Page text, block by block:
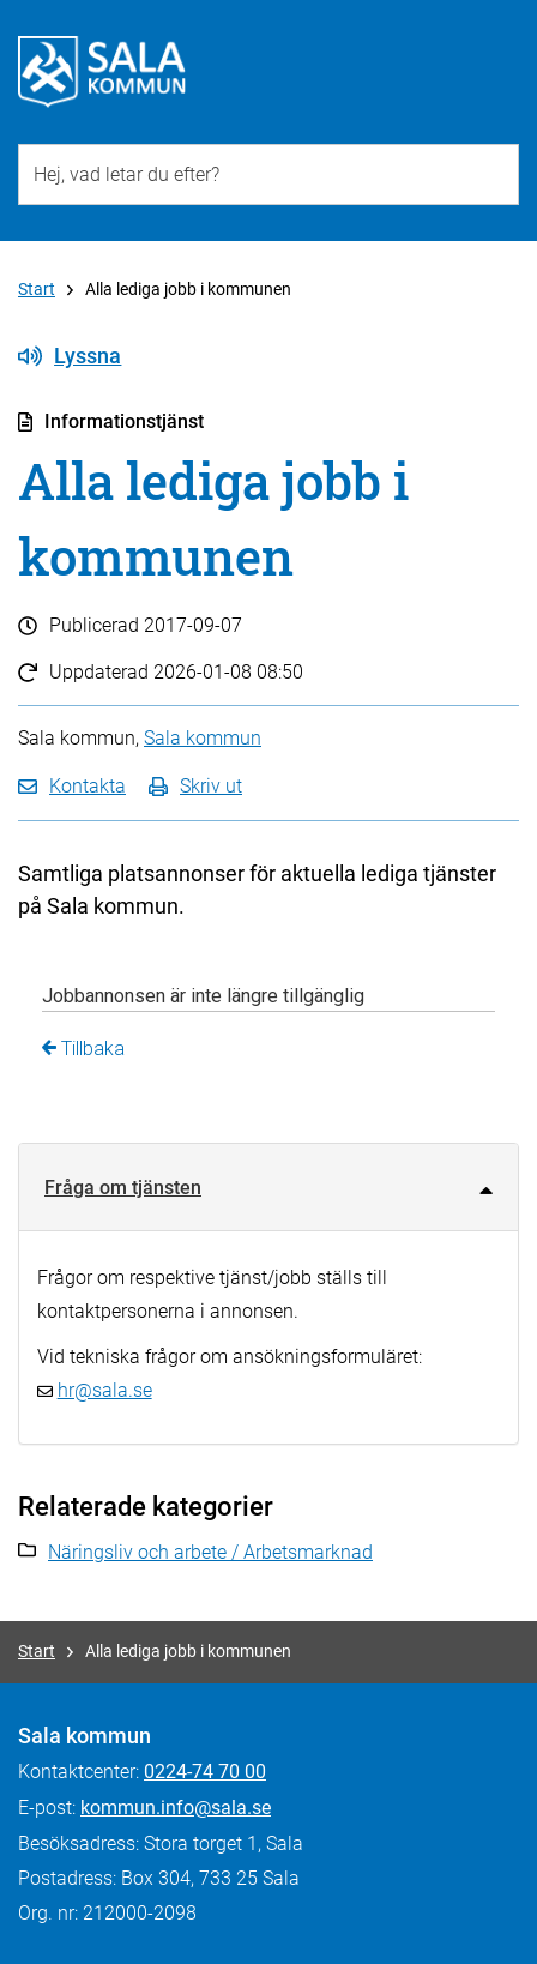
Start Alla lediga jobb i kommunen
Lyssna
Informationstjänst
Alla lediga jobb i
kommunen
Publicerad 2017-09-07
Uppdaterad 2026-01-08 08:50
Sala kommun, Sala kommun
Kontakta Skriv ut
Samtliga platsannonser för aktuella lediga tjänster
på Sala kommun.
Fråga om tjänsten
Frågor om respektive tjänst/jobb ställs till
kontaktpersonerna i annonsen.
Vid tekniska frågor om ansökningsformuläret:
hr@sala.se
Relaterade kategorier
Näringsliv och arbete / Arbetsmarknad
Start Alla lediga jobb i kommunen
Sala kommun
Kontaktcenter: 0224-74 70 00
E-post: kommun.info@sala.se
Besöksadress: Stora torget 1, Sala
Postadress: Box 304, 733 25 Sala
Org. nr: 212000-2098